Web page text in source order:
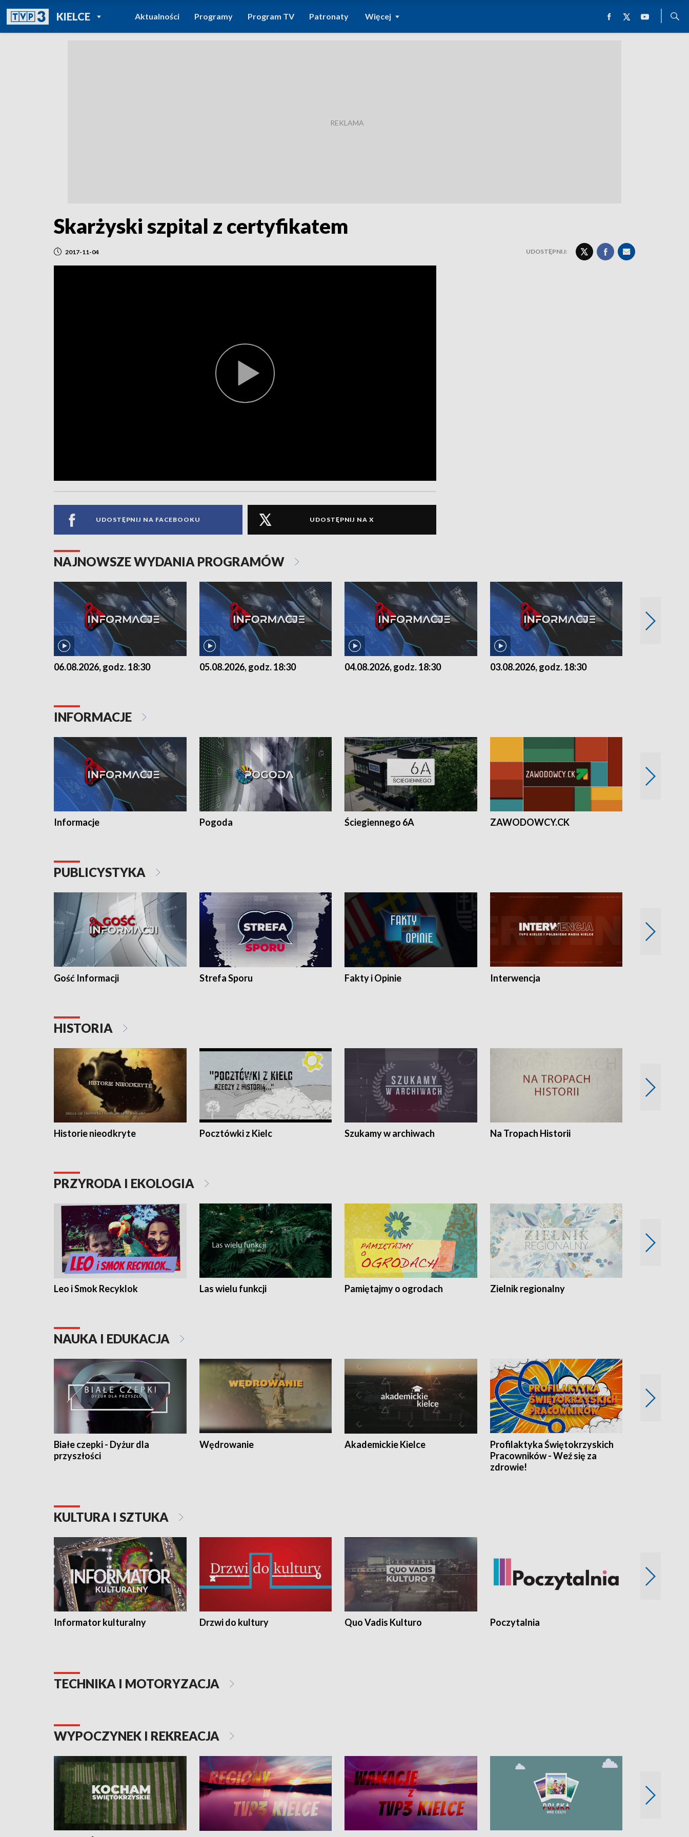
KIELCEPOWRÓT DO
TVP REGIONY
Aktualności Programy Program TV Patronaty Więcej
Skarżyski szpital z certyfikatem
2017-11-04 UDOSTĘPNIJ:
UDOSTĘPNIJ NA FACEBOOKU UDOSTĘPNIJ NA X
NAJNOWSZE WYDANIA PROGRAMÓW
06.08.2026, godz. 18:30 05.08.2026, godz. 18:30 04.08.2026, godz. 18:30 03.08.2026, godz. 18:30
INFORMACJE
Informacje Pogoda Ściegiennego 6A ZAWODOWCY.CK
PUBLICYSTYKA
Gość Informacji Strefa Sporu Fakty i Opinie Interwencja
HISTORIA
Historie nieodkryte Pocztówki z Kielc Szukamy w archiwach Na Tropach Historii
PRZYRODA I EKOLOGIA
Leo i Smok Recyklok Las wielu funkcji Pamiętajmy o ogrodach Zielnik regionalny
NAUKA I EDUKACJA
Białe czepki - Dyżur dla
przyszłości
Wędrowanie Akademickie Kielce
Profilaktyka Świętokrzyskich
Pracowników - Weź się za
zdrowie!
KULTURA I SZTUKA
Informator kulturalny Drzwi do kultury Quo Vadis Kulturo Poczytalnia
TECHNIKA I MOTORYZACJA
WYPOCZYNEK I REKREACJA